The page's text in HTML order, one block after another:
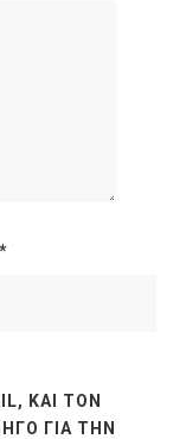
*
ΚΑΙ ΤΟΝ
ΓΙΑ ΤΗΝ